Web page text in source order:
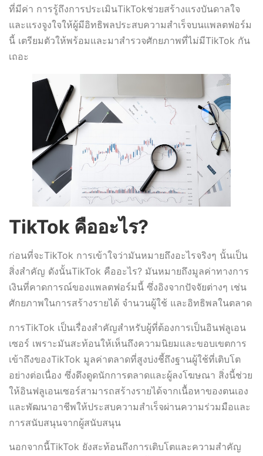
ที่มีค่า การรู้ถึงการประเมินTikTokช่วยสร้างแรงบันดาลใจ
และแรงจูงใจให้ผู้มีอิทธิพลประสบความสำเร็จบนแพลตฟอร์ม
นี้ เตรียมตัวให้พร้อมและมาสำรวจศักยภาพที่ไม่มีTikTok กัน
เถอะ
TikTok คืออะไร?
ก่อนที่จะTikTok การเข้าใจว่ามันหมายถึงอะไรจริงๆ นั้นเป็น
สิ่งสำคัญ ดังนั้นTikTok คืออะไร? มันหมายถึงมูลค่าทางการ
เงินที่คาดการณ์ของแพลตฟอร์มนี้ ซึ่งอิงจากปัจจัยต่างๆ เช่น
ศักยภาพในการสร้างรายได้ จำนวนผู้ใช้ และอิทธิพลในตลาด
การTikTok เป็นเรื่องสำคัญสำหรับผู้ที่ต้องการเป็นอินฟลูเอน
เซอร์ เพราะมันสะท้อนให้เห็นถึงความนิยมและขอบเขตการ
เข้าถึงของTikTok มูลค่าตลาดที่สูงบ่งชี้ถึงฐานผู้ใช้ที่เติบโต
อย่างต่อเนื่อง ซึ่งดึงดูดนักการตลาดและผู้ลงโฆษณา สิ่งนี้ช่วย
ให้อินฟลูเอนเซอร์สามารถสร้างรายได้จากเนื้อหาของตนเอง
และพัฒนาอาชีพให้ประสบความสำเร็จผ่านความร่วมมือและ
การสนับสนุนจากผู้สนับสนุน
นอกจากนี้TikTok ยังสะท้อนถึงการเติบโตและความสำคัญ